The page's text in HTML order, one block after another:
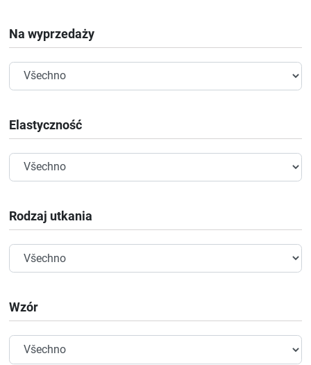
Na wyprzedaży
Elastyczność
Rodzaj utkania
Wzór